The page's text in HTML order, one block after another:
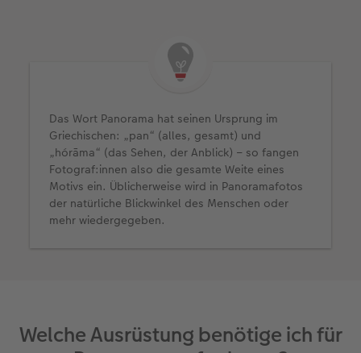
Das Wort Panorama hat seinen Ursprung im
Griechischen: „pan“ (alles, gesamt) und
„hórāma“ (das Sehen, der Anblick) – so fangen
Fotograf:innen also die gesamte Weite eines
Motivs ein. Üblicherweise wird in Panoramafotos
der natürliche Blickwinkel des Menschen oder
mehr wiedergegeben.
Welche Ausrüstung benötige ich für